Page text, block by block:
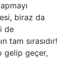
biraz da
de
tam sırasıdır!
gelip geçer,